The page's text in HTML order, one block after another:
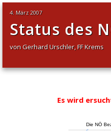
4. März 2007
Status des
von Gerhard Urschler, FF Krems
Es wird